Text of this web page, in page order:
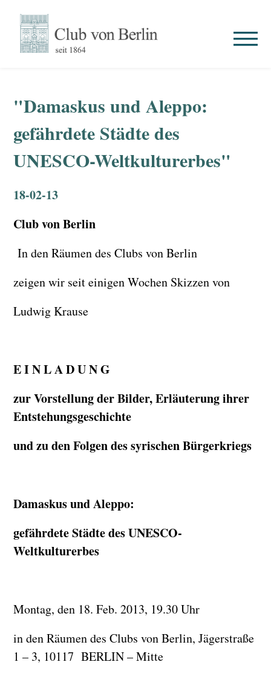
"Damaskus und Aleppo:
gefährdete Städte des
UNESCO-Weltkulturerbes"
18-02-13
Club von Berlin
In den Räumen des Clubs von Berlin
zeigen wir seit einigen Wochen Skizzen von
Ludwig Krause
E I N L A D U N G
zur Vorstellung der Bilder, Erläuterung ihrer
Entstehungsgeschichte
und zu den Folgen des syrischen Bürgerkriegs
Damaskus und Aleppo:
gefährdete Städte des UNESCO-
Weltkulturerbes
Montag, den 18. Feb. 2013, 19.30 Uhr
in den Räumen des Clubs von Berlin, Jägerstraße
1 – 3, 10117 BERLIN – Mitte